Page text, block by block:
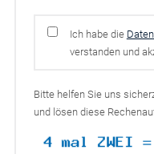
Ich habe die
verstanden und
Bitte helfen Sie uns
und lösen diese